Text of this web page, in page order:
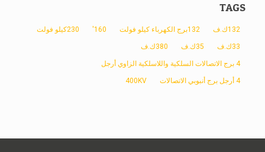
TAGS
132ك.ف 132برج الكهرباء كيلو فولت 160' 230كيلو فولت
33ك.ف 35ك.ف 380ك.ف
4 برج الاتصالات السلكية واللاسلكية الزاوي أرجل
4 أرجل برج أنبوبي الاتصالات 400KV